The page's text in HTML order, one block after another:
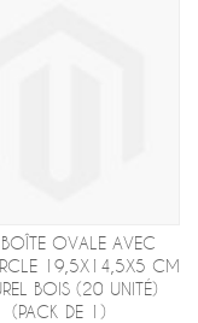
OVALE AVEC
19,5X14,5X5 CM
BOIS (20 UNITÉ)
(PACK DE 1)